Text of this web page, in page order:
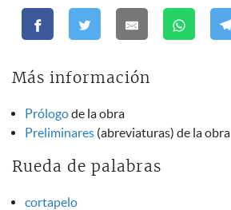
Más información
Prólogode la obra
Preliminares (abreviaturas) de la obra
Rueda de palabras
cortapelo